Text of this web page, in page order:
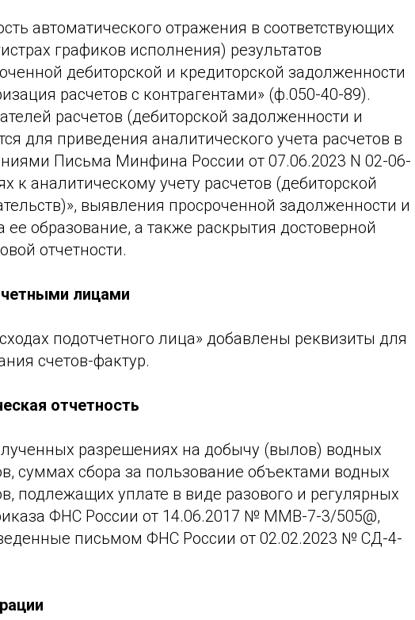
автоматического отражения в соответствующих
графиков исполнения) результатов
дебиторской и кредиторской задолженности
расчетов с контрагентами» (ф.050-40-89).
расчетов (дебиторской задолженности и
для приведения аналитического учета расчетов в
Письма Минфина России от 07.06.2023 N 02-06-
к аналитическому учету расчетов (дебиторской
выявления просроченной задолженности и
образование, а также раскрытия достоверной
отчетности.
лицами
подотчетного лица» добавлены реквизиты для
счетов-фактур.
отчетность
разрешениях на добычу (вылов) водных
суммах сбора за пользование объектами водных
подлежащих уплате в виде разового и регулярных
ФНС России от 14.06.2017 № ММВ-7-3/505@,
письмом ФНС России от 02.02.2023 № СД-4-